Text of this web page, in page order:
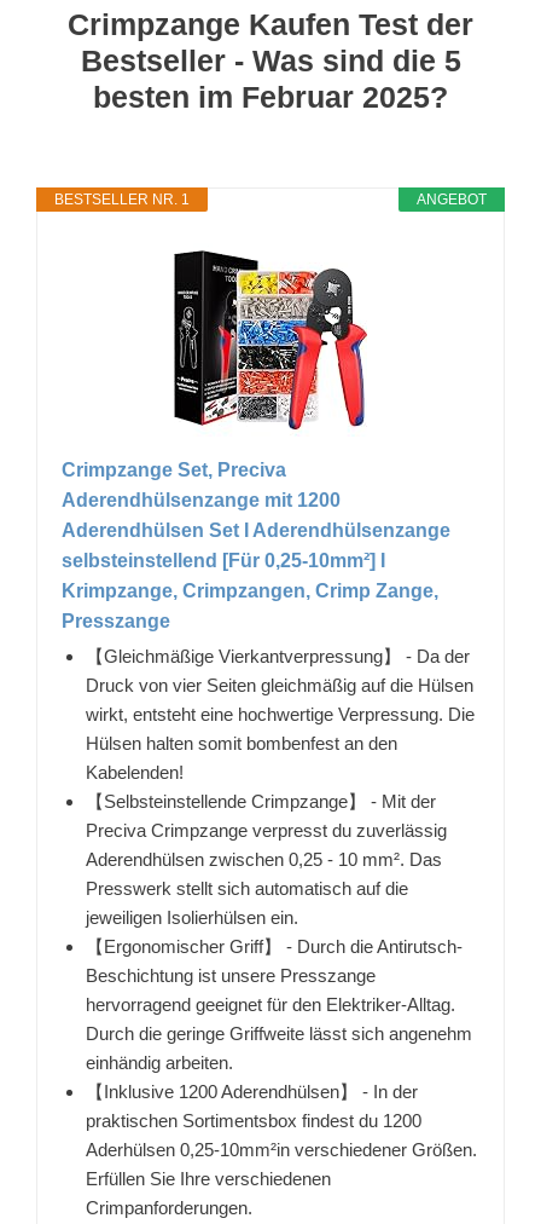
Crimpzange Kaufen Test der
Bestseller - Was sind die 5
besten im Februar 2025?
ANGEBOT
BESTSELLER NR. 1
Crimpzange Set, Preciva
Aderendhülsenzange mit 1200
Aderendhülsen Set I Aderendhülsenzange
selbsteinstellend [Für 0,25-10mm²] I
Krimpzange, Crimpzangen, Crimp Zange,
Presszange
【Gleichmäßige Vierkantverpressung】 - Da der
Druck von vier Seiten gleichmäßig auf die Hülsen
wirkt, entsteht eine hochwertige Verpressung. Die
Hülsen halten somit bombenfest an den
Kabelenden!
【Selbsteinstellende Crimpzange】 - Mit der
Preciva Crimpzange verpresst du zuverlässig
Aderendhülsen zwischen 0,25 - 10 mm². Das
Presswerk stellt sich automatisch auf die
jeweiligen Isolierhülsen ein.
【Ergonomischer Griff】 - Durch die Antirutsch-
Beschichtung ist unsere Presszange
hervorragend geeignet für den Elektriker-Alltag.
Durch die geringe Griffweite lässt sich angenehm
einhändig arbeiten.
【Inklusive 1200 Aderendhülsen】 - In der
praktischen Sortimentsbox findest du 1200
Aderhülsen 0,25-10mm²in verschiedener Größen.
Erfüllen Sie Ihre verschiedenen
Crimpanforderungen.